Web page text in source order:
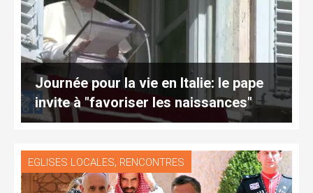
Journée pour la vie en Italie: le pape
invite à "favoriser les naissances"
EGLISES LOCALES, RENCONTRES